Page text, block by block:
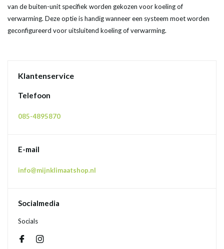
van de buiten-unit specifiek worden gekozen voor koeling of
verwarming. Deze optie is handig wanneer een systeem moet worden
geconfigureerd voor uitsluitend koeling of verwarming.
Klantenservice
Telefoon
085-4895870
E-mail
info@mijnklimaatshop.nl
Socialmedia
Socials